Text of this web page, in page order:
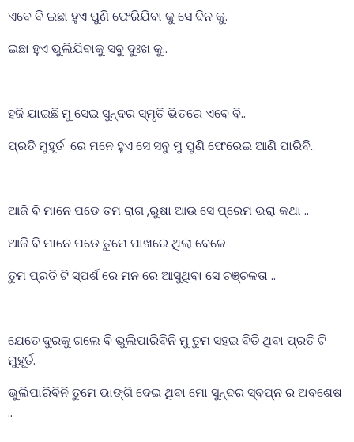
ଏବେ ବି ଇଛା ହୁଏ ପୁଣି ଫେରିଯିବା କୁ ସେ ଦିନ କୁ.
ଇଛା ହୁଏ ଭୁଲିଯିବାକୁ ସବୁ ଦୁଃଖ କୁ..
ହଜି ଯାଇଛି ମୁ ସେଇ ସୁନ୍ଦର ସ୍ମୃତି ଭିତରେ ଏବେ ବି..
ପ୍ରତି ମୁହୂର୍ତ ରେ ମନେ ହୁଏ ସେ ସବୁ ମୁ ପୁଣି ଫେରେଇ ଆଣି ପାରିବି..
ଆଜି ବି ମାନେ ପଡେ ତମ ରାଗ ,ରୁଷା ଆଉ ସେ ପ୍ରେମ ଭରା କଥା ..
ଆଜି ବି ମାନେ ପଡେ ତୁମେ ପାଖରେ ଥିଲା ବେଳେ
ତୁମ ପ୍ରତି ଟି ସ୍ପର୍ଶ ରେ ମନ ରେ ଆସୁଥିବା ସେ ଚଞ୍ଚଳତା ..
ଯେତେ ଦୁରକୁ ଗଲେ ବି ଭୁଲିପାରିବିନି ମୁ ତୁମ ସହଇ ବିତି ଥିବା ପ୍ରତି ଟି
ମୁହୂର୍ତ.
ଭୁଲିପାରିବିନି ତୁମେ ଭାଙ୍ଗି ଦେଇ ଥିବା ମୋ ସୁନ୍ଦର ସ୍ବପ୍ନ ର ଅବଶେଷ
..